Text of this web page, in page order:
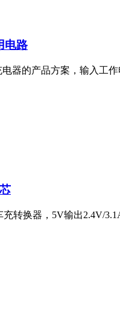
电路
器的产品方案，输入工
充转换器，5V输出2.4V/